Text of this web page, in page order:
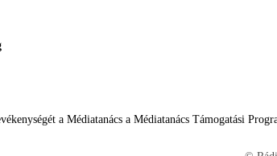
a Médiatanács a Médiatanács Támogatási